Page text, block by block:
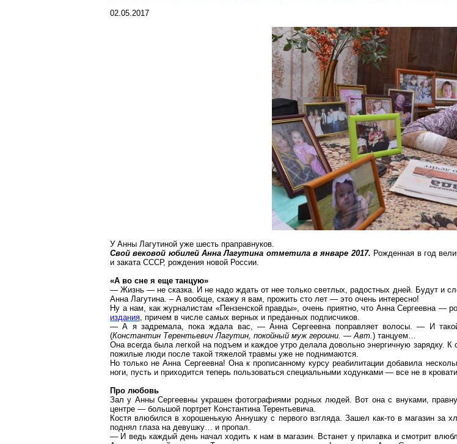
02.05.2017
У Анны Лагутиной уже шесть праправнуков.
Свой вековой юбилей Анна Лагутина отметила в январе 2017. Рожденная в год
и заката СССР, рождения новой России.
«А во сне я еще танцую»
— Жизнь — не сказка. И не надо ждать от нее только светлых, радостных дней. Будут и
Анна Лагутина. – А вообще, скажу я вам, прожить сто лет — это очень интересно!
Ну а нам, как журналистам «Пензенской правды», очень приятно, что Анна Сергеевна —
издания, причем в числе самых верных и преданных подписчиков.
— А я задремала, пока ждала вас, — Анна Сергеевна поправляет волосы. —
И
(Константин Терентьевич Лагутин, покойный муж героини. —Авт.) танцуем…
Она всегда была легкой на подъем и каждое утро делала довольно энергичную зарядку.
пожилые люди после такой тяжелой травмы уже не поднимаются.
Но только не Анна Сергеевна! Она к прописанному курсу реабилитации добавила
ноги, пусть и приходится теперь пользоваться специальными ходунками — все не в
Про любовь
Зал у Анны Сергеевны украшен фотографиями родных людей. Вот она с внуками,
центре — большой портрет Константина Терентьевича.
Костя влюбился в хорошенькую Аннушку с первого взгляда. Зашел как-то в магазин за
поднял глаза на девушку… и пропал.
— И ведь каждый день начал ходить к нам в магазин. Встанет у прилавка и смотрит